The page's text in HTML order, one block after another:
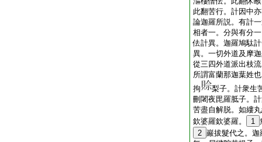
此翻苦行。計因中
論迦羅所説。有計
相者一。分與有分
佉計異。迦羅鳩駄
異。一切外道及摩
從三四外道派出枝
所謂富蘭那迦葉姓
拘
梨子。計衆生
刪闍夜毘羅胝子。
苦盡自解脱。如縷
欽婆羅欽婆羅。
1
2 巖拔髮代之。